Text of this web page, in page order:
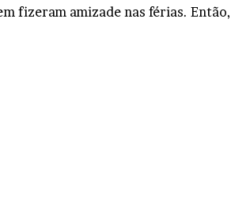
fizeram amizade nas férias. Então,